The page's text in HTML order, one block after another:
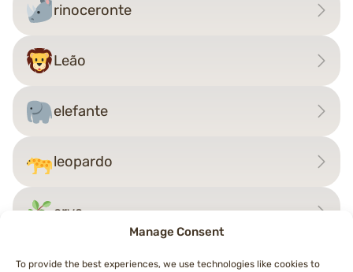
Manage Consent
To provide the best experiences, we use technologies like cookies to
rinoceronte
Leão
elefante
leopardo
erva